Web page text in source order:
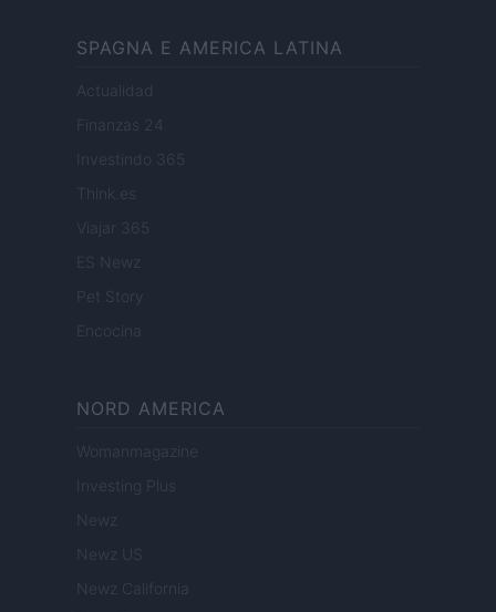
SPAGNA E AMERICA LATINA
Actualidad
Finanzas 24
Investindo 365
Think.es
Viajar 365
ES Newz
Pet Story
Encocina
NORD AMERICA
Womanmagazine
Investing Plus
Newz
Newz US
Newz California